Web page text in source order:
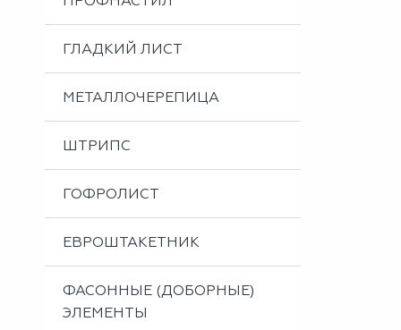
Металлоизделия
Проектирование вентилируемых фасадов
Вальцовка листового металла
ГЛАДКИЙ ЛИСТ
МЕТАЛЛОЧЕРЕПИЦА
ШТРИПС
ГОФРОЛИСТ
ЕВРОШТАКЕТНИК
ФАСОННЫЕ (ДОБОРНЫЕ)
ЭЛЕМЕНТЫ